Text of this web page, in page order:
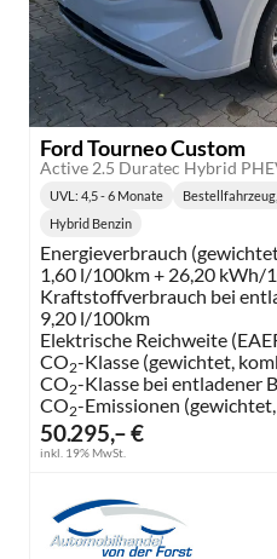
Ford Tourneo Custom
50.295,– €
inkl. 19% MwSt.
Lieferzeit:
UVL : 4,5 - 6 Monate
Kraftstoff:
Hybrid Benzin
Energieverbrauch
1,60 l/100km + 26,20 kWh/
Kraftstoffverbrauch bei
9,20 l/100km
Elektrische Reichweite
CO2-Klasse (gewichtet,
CO2-Klasse bei entladener
CO2-Emissionen